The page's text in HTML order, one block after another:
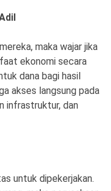
maka wajar jika
ekonomi secara
dana bagi hasil
akses langsung pada
infrastruktur, dan
untuk dipekerjakan.